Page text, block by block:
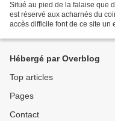
Situé au pied de la falaise que
est réservé aux acharnés du
accès difficile font de ce site un
Hébergé par Overblog
Top articles
Pages
Contact